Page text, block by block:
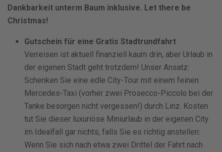
Dankbarkeit unterm Baum inklusive. Let there be
Christmas!
Gutschein für eine Gratis Stadtrundfahrt
Verreisen ist aktuell finanziell kaum drin, aber Urlaub in
der eigenen Stadt geht trotzdem! Unser Ansatz:
Schenken Sie eine edle City-Tour mit einem feinen
Mercedes-Taxi (vorher zwei Prosecco-Piccolo bei der
Tanke besorgen nicht vergessen!) durch Linz. Kosten
tut Sie dieser luxuriöse Miniurlaub in der eigenen City
im Idealfall gar nichts, falls Sie es richtig anstellen:
Wenn Sie sich nach etwa zwei Drittel der Fahrt nach